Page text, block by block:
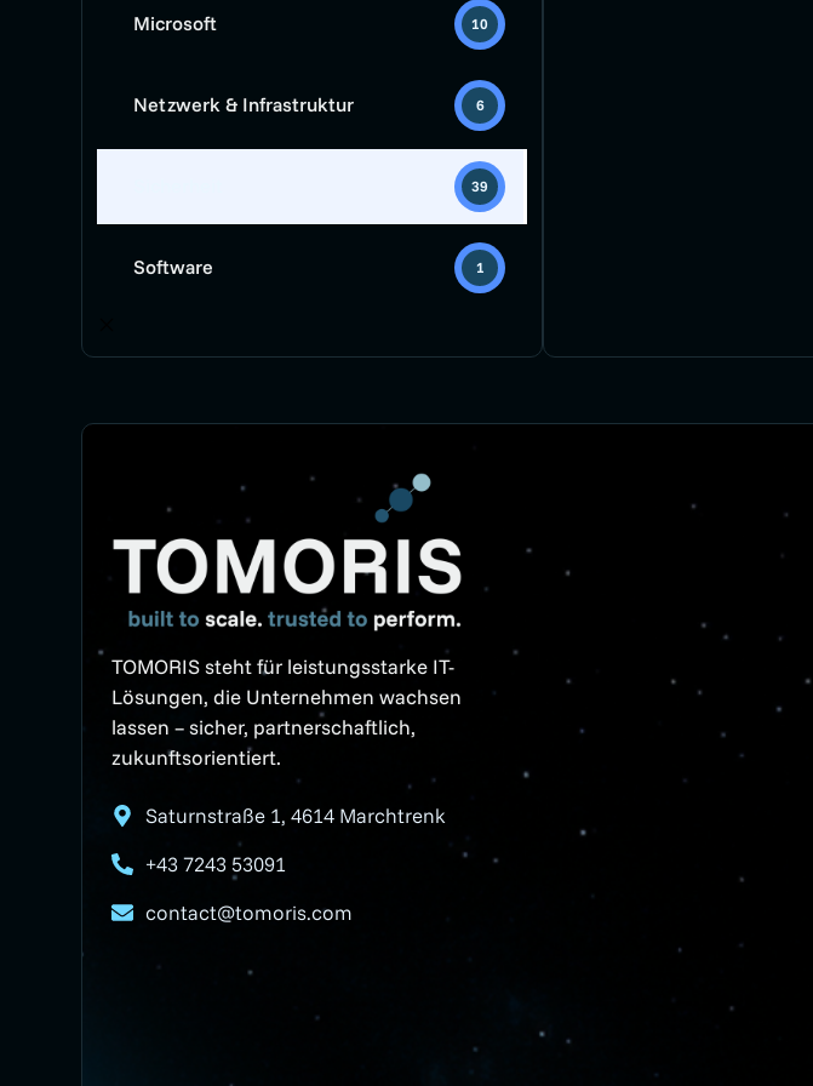
Microsoft 10
Netzwerk & Infrastruktur 6
39
Software 1
TOMORIS steht für leistungsstarke IT-
Lösungen, die Unternehmen wachsen
lassen – sicher, partnerschaftlich,
zukunftsorientiert.
Saturnstraße 1, 4614 Marchtrenk
+43 7243 53091
contact@tomoris.com